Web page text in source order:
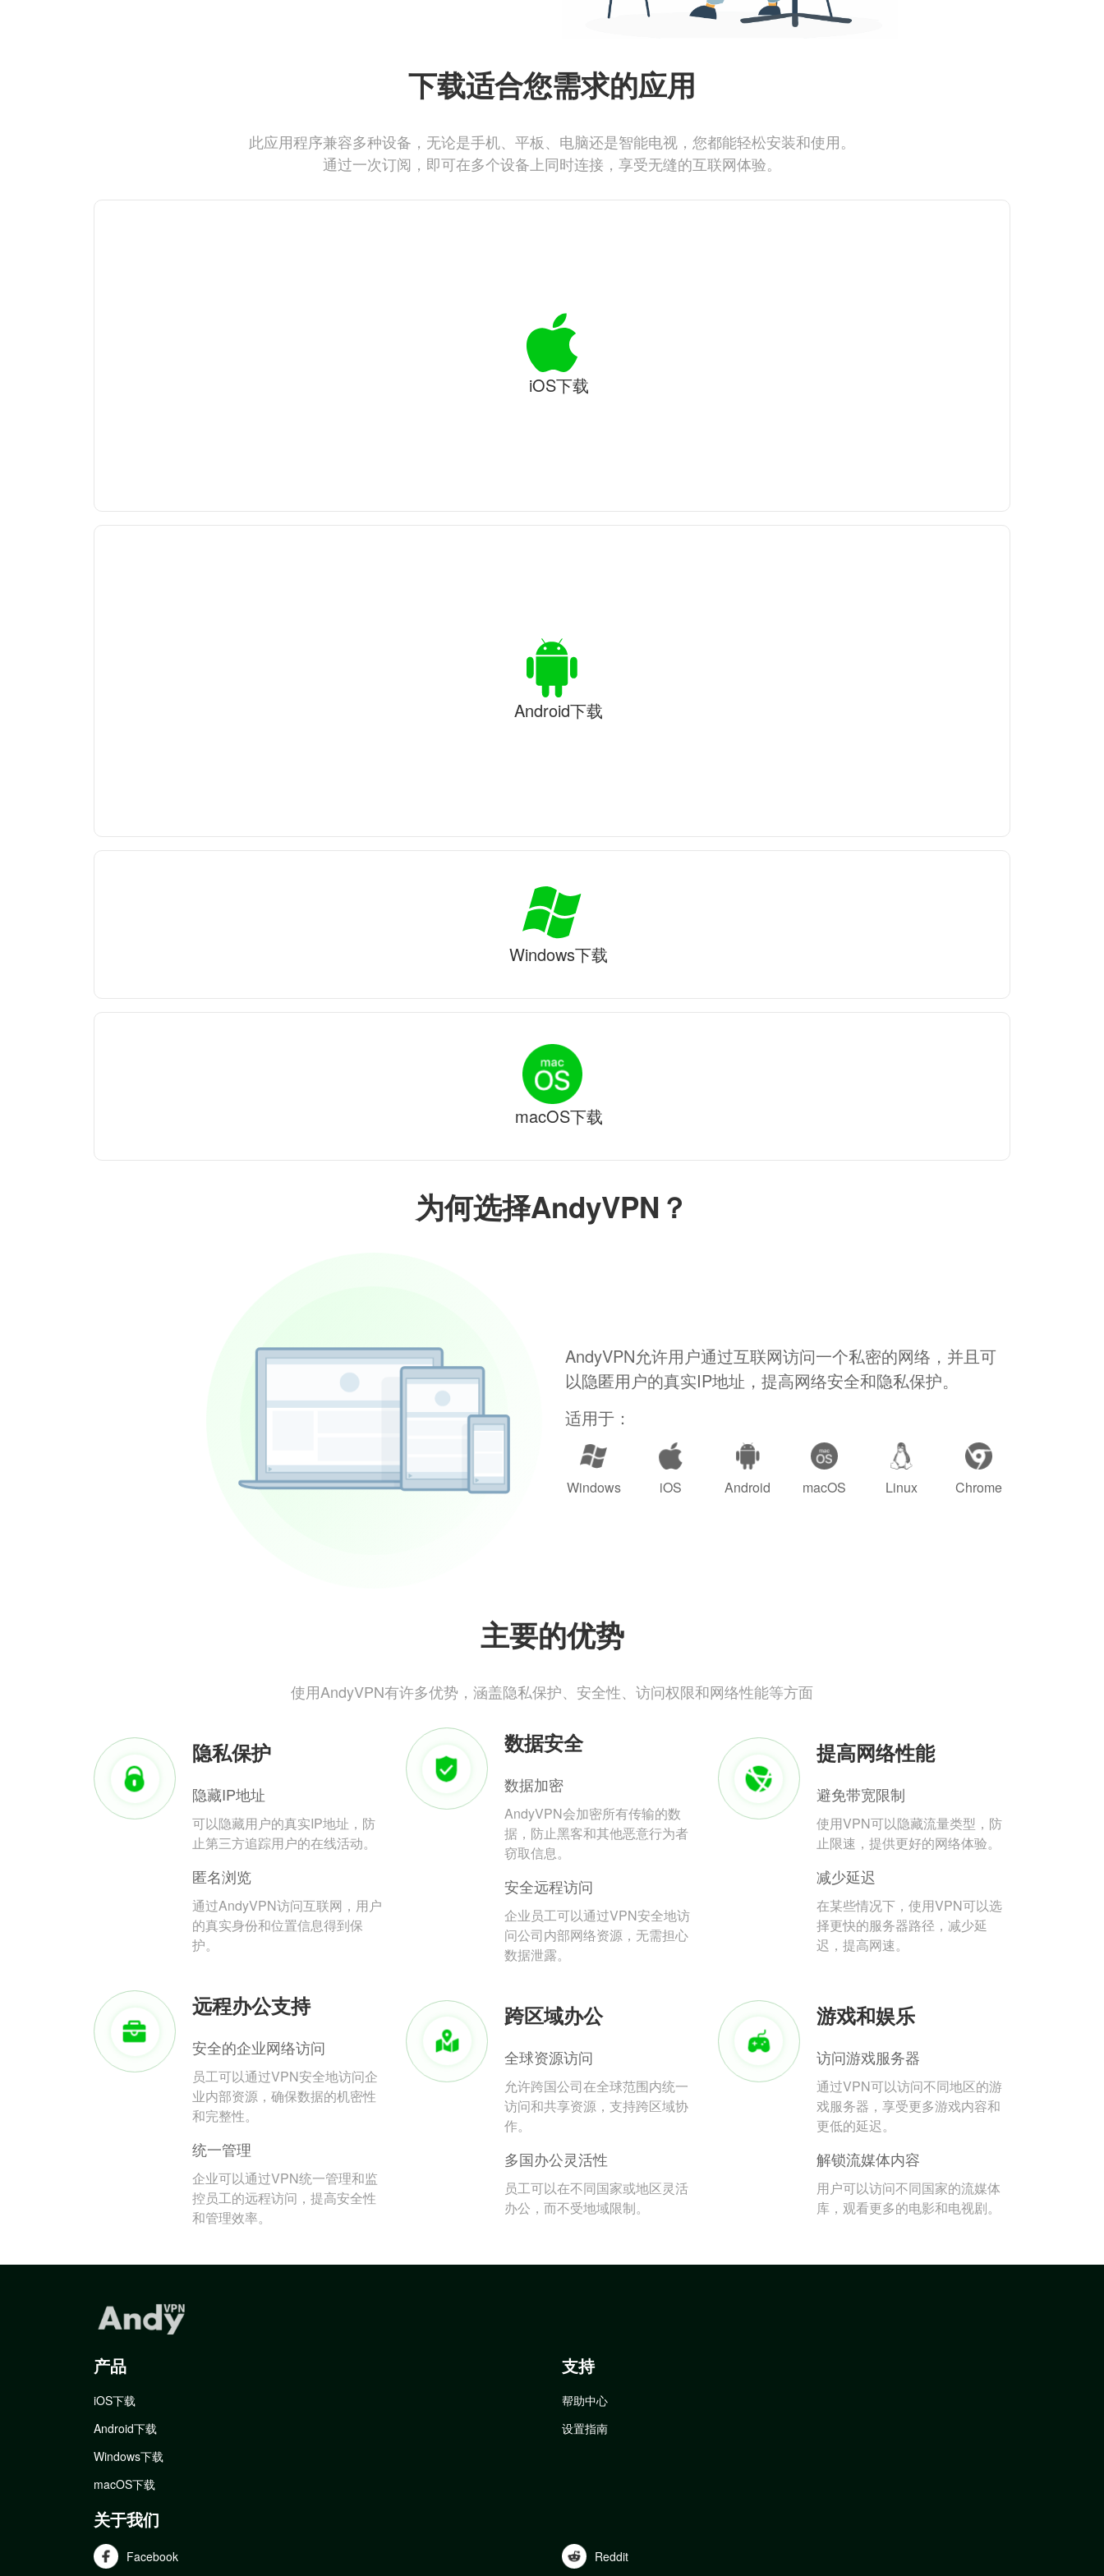
为何选择AndyVPN？
AndyVPN允许用户通过互联网访问一个私密的网络，并且可
以隐匿用户的真实IP地址，提高网络安全和隐私保护。
适用于：
Windows iOS Android macOS Linux Chrome
主要的优势
使用AndyVPN有许多优势，涵盖隐私保护、安全性、访问权限和网络性能等方面
隐私保护
隐藏IP地址
可以隐藏用户的真实IP地址，防
止第三方追踪用户的在线活动。
匿名浏览
通过AndyVPN访问互联网，用户
的真实身份和位置信息得到保
护。
数据安全
数据加密
AndyVPN会加密所有传输的数
据，防止黑客和其他恶意行为者
窃取信息。
安全远程访问
企业员工可以通过VPN安全地访
问公司内部网络资源，无需担心
数据泄露。
提高网络性能
避免带宽限制
使用VPN可以隐藏流量类型，防
止限速，提供更好的网络体验。
减少延迟
在某些情况下，使用VPN可以选
择更快的服务器路径，减少延
迟，提高网速。
远程办公支持
安全的企业网络访问
员工可以通过VPN安全地访问企
业内部资源，确保数据的机密性
和完整性。
统一管理
企业可以通过VPN统一管理和监
控员工的远程访问，提高安全性
和管理效率。
跨区域办公
全球资源访问
允许跨国公司在全球范围内统一
访问和共享资源，支持跨区域协
作。
多国办公灵活性
员工可以在不同国家或地区灵活
办公，而不受地域限制。
游戏和娱乐
访问游戏服务器
通过VPN可以访问不同地区的游
戏服务器，享受更多游戏内容和
更低的延迟。
解锁流媒体内容
用户可以访问不同国家的流媒体
库，观看更多的电影和电视剧。
下载适合您需求的应用
此应用程序兼容多种设备，无论是手机、平板、电脑还是智能电视，您都能轻松安装和使用。
通过一次订阅，即可在多个设备上同时连接，享受无缝的互联网体验。
iOS下载
Android下载
Windows下载
macOS下载
产品
iOS下载
Android下载
Windows下载
macOS下载
支持
帮助中心
设置指南
关于我们
Facebook Reddit